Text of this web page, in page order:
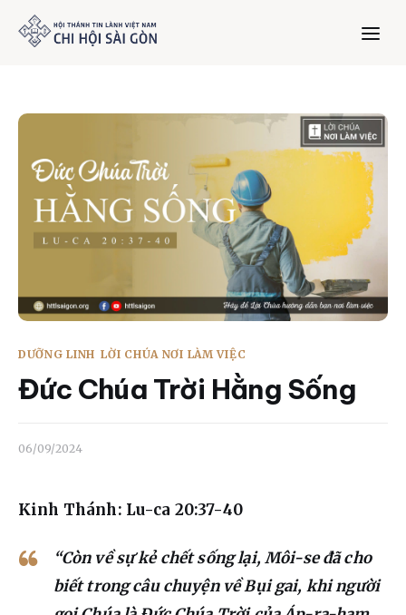
Giới thiệu
Dưỡng Linh
Bản tin
Mục vụ
Dâng hiến
DƯỠNG LINH LỜI CHÚA NƠI LÀM VIỆC
Đức Chúa Trời Hằng Sống
06/09/2024
Kinh Thánh: Lu-ca 20:37-40
“Còn về sự kẻ chết sống lại, Môi-se đã cho
biết trong câu chuyện về Bụi gai, khi người